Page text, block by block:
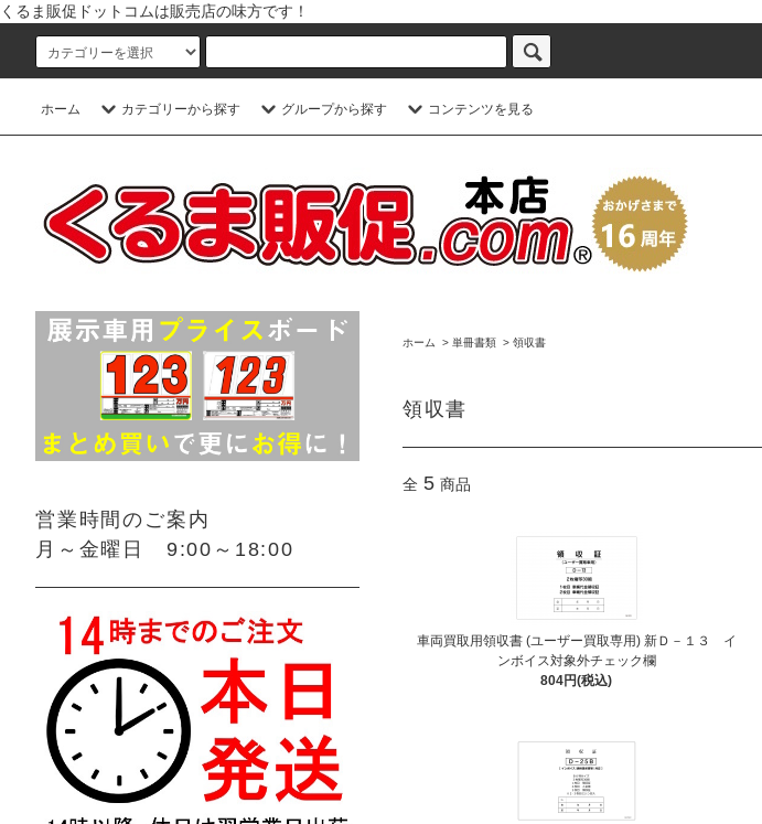
くるま販促ドットコムは販売店の味方です！
ホーム カテゴリーから探す グループから探す コンテンツを見る
ホーム > 単冊書類 > 領収書
領収書
全 5 商品
車両買取用領収書 (ユーザー買取専用) 新Ｄ－１３ イ
ンボイス対象外チェック欄
804円(税込)
営業時間のご案内
月～金曜日 9:00～18:00